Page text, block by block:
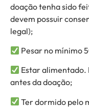
doação tenha sido
devem possuir
legal);
Pesar no mínimo
Estar alimentado.
antes da doação;
Ter dormido pelo